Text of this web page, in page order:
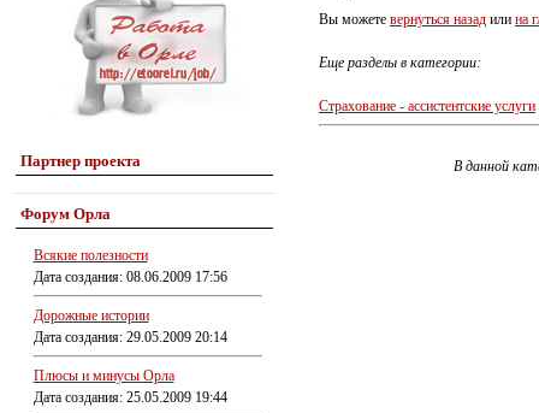
Партнер проекта
Форум Орла
Всякие полезности
Дата создания: 08.06.2009 17:56
Дорожные истории
Дата создания: 29.05.2009 20:14
Плюсы и минусы Орла
Дата создания: 25.05.2009 19:44
Вы можете вернуться назад или на
Еще разделы в категории:
Страхование - ассистентские услуги
В данной